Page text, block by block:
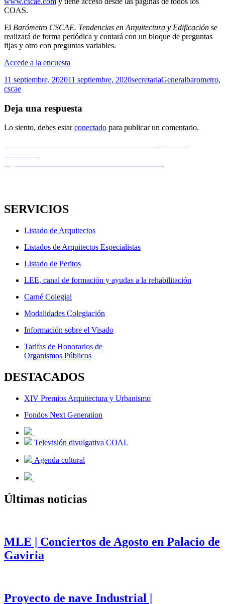
COAS.
El Barómetro CSCAE. Tendencias en Arquitectura y Edificación se
realizará de forma periódica y contará con un bloque de preguntas
fijas y otro con preguntas variables.
Accede a la encuesta
Publicado
el
11 septiembre, 202011 septiembre, 2020Autor
secretariaCategorías
GeneralEtiquetas
barometro,
cscae
Deja una respuesta
Lo siento, debes estarconectado para publicar un comentario.
Navegación
de
SERVICIOS
Listado de Arquitectos
Listados de Arquitectos Especialistas
Listado de Peritos
LEE, canal de formación y ayudas a la rehabilitación
Carné Colegial
Modalidades Colegiación
Información sobre el Visado
Tarifas de Honorarios de
Organismos Públicos
DESTACADOS
XIV Premios Arquitectura y Urbanismo
Fondos Next Generation
Televisión divulgativa COAL
Agenda cultural
Últimas noticias
MLE | Conciertos de Agosto en Palacio de
Gaviria
Proyecto de nave Industrial |